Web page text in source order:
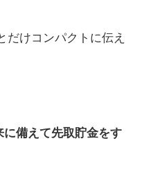
だけコンパクトに伝え
備えて先取貯金をす